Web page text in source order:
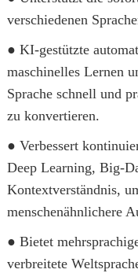
verschiedenen
● KI-gestützte
maschinelles Lernen
Sprache schnell und
zu konvertieren.
● Verbessert
Deep Learning, Big-
Kontextverständnis,
menschenähnlichere
● Bietet
verbreitete